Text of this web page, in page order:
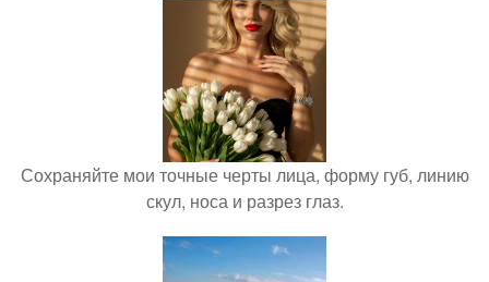
Сохраняйте мои точные черты лица, форму губ, линию
скул, носа и разрез глаз.